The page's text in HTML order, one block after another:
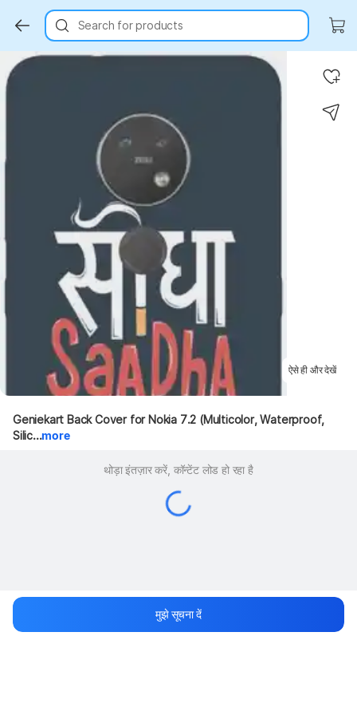
Search for products
Key Highlights
ऐसे ही और देखें
Geniekart Back Cover for Nokia 7.2 (Multicolor, Waterproof,
Silic...more
थोड़ा इंतज़ार करें, कॉन्टेंट लोड हो रहा है
मुझे सूचना दें